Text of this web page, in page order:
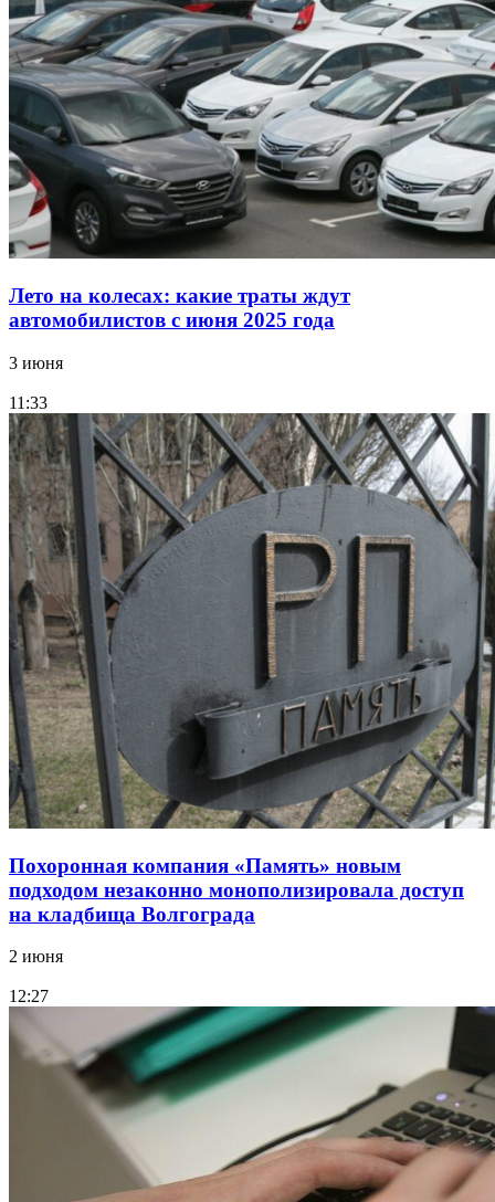
Лето на колесах: какие траты ждут
автомобилистов с июня 2025 года
3 июня
11:33
Похоронная компания «Память» новым
подходом незаконно монополизировала доступ
на кладбища Волгограда
2 июня
12:27